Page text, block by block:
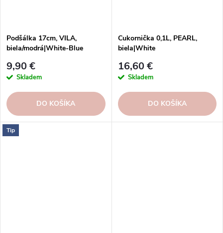
Podšálka 17cm, VILA,
biela/modrá|White-Blue
9,90 €
Skladem
DO KOŠÍKA
Cukornička 0,1L, PEARL,
biela|White
16,60 €
Skladem
DO KOŠÍKA
Tip